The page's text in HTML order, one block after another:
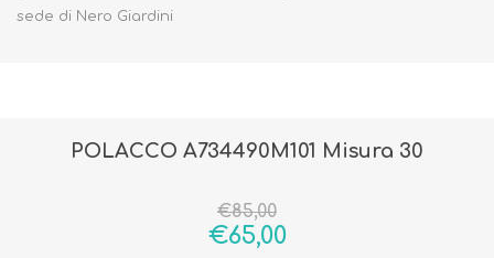
sede di Nero Giardini
POLACCO A734490M101 Misura 30
€85,00
€65,00